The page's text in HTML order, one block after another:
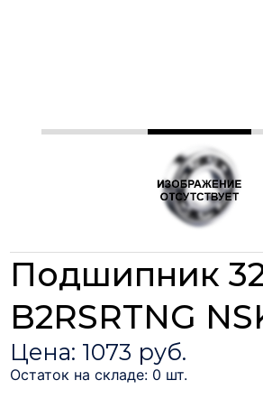
Подшипник
B2RSRTNG
Цена: 1073 руб.
Остаток на складе: 0 шт.